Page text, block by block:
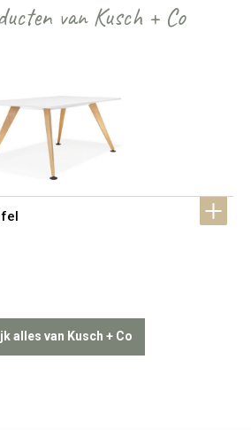
van Kusch + Co
alles van Kusch + Co